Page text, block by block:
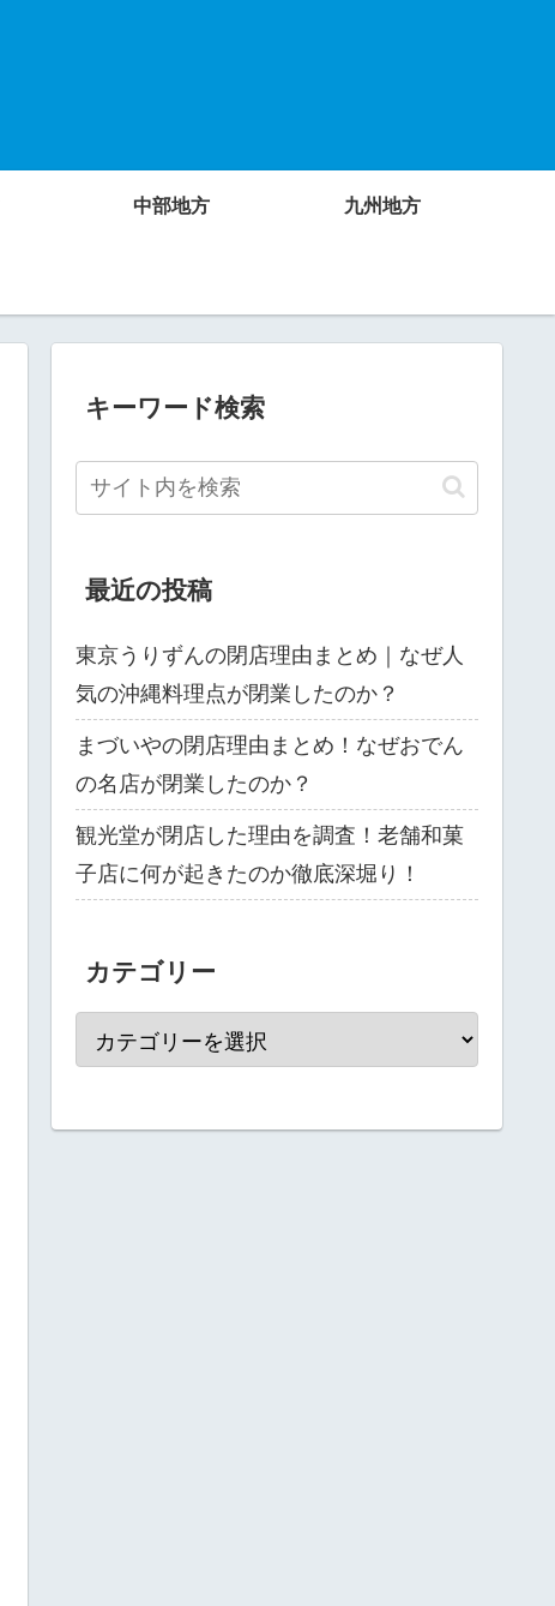
中部地方 九州地方
キーワード検索
最近の投稿
東京うりずんの閉店理由まとめ｜なぜ人
気の沖縄料理点が閉業したのか？
まづいやの閉店理由まとめ！なぜおでん
の名店が閉業したのか？
観光堂が閉店した理由を調査！老舗和菓
子店に何が起きたのか徹底深堀り！
カテゴリー